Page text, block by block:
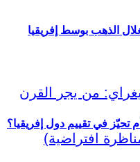
الذهب بوسط إفريقيا
تحيّز في تقييم دول إفريقيا؟